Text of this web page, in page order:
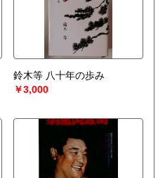
鈴木等 八十年の歩み
￥3,000